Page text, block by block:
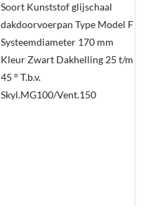
Soort Kunststof glijschaal
dakdoorvoerpan Type Model F
Systeemdiameter 170 mm
Kleur Zwart Dakhelling 25 t/m
45 ° T.b.v.
Skyl.MG100/Vent.150